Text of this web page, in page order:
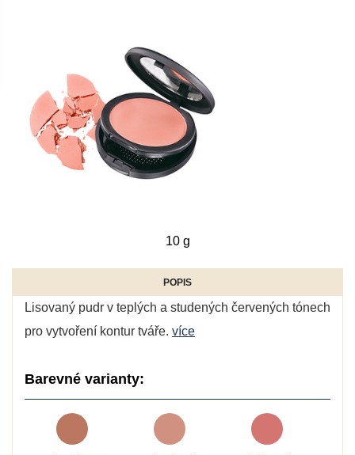
10 g
POPIS
Lisovaný pudr v teplých a studených červených tónech
pro vytvoření kontur tváře. více
Barevné varianty: